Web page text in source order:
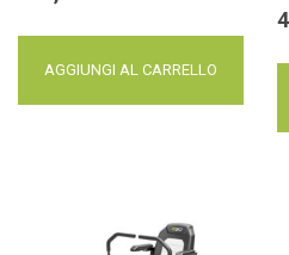
AGGIUNGI AL CARRELLO